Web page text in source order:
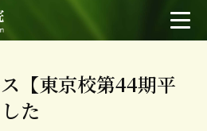
【東京校第44期平
た